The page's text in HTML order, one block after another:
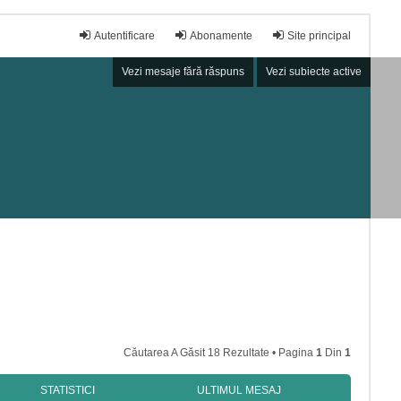
Site principal
Abonamente
Autentificare
Vezi mesaje fără răspuns Vezi subiecte active
Căutarea A Găsit 18 Rezultate • Pagina1 Din1
STATISTICI ULTIMUL MESAJ